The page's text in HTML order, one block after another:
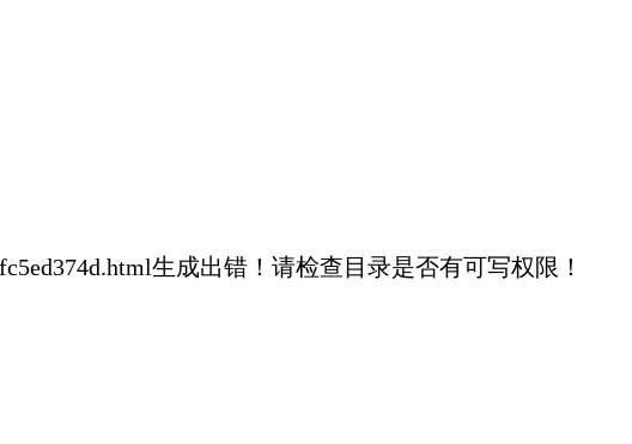
生成出错！请检查目录是否有可写权限！